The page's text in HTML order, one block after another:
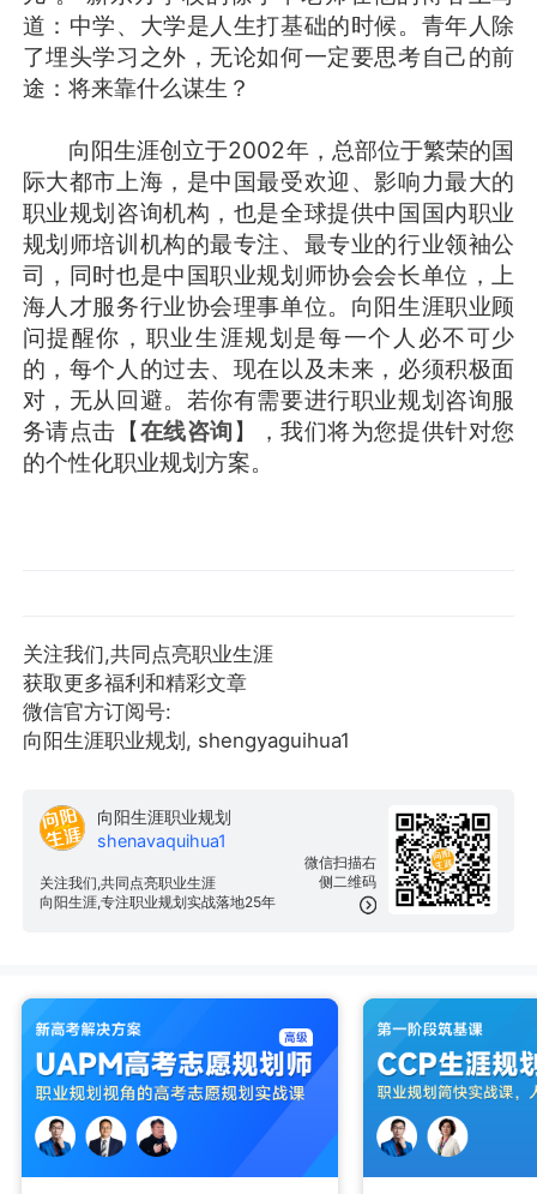
道：中学、大学是人生打基础的时候。青年人除
了埋头学习之外，无论如何一定要思考自己的前
途：将来靠什么谋生？
向阳生涯创立于2002年，总部位于繁荣的国
际大都市上海，是中国最受欢迎、影响力最大的
职业规划咨询机构，也是全球提供中国国内职业
规划师培训机构的最专注、最专业的行业领袖公
司，同时也是中国职业规划师协会会长单位，上
海人才服务行业协会理事单位。向阳生涯职业顾
问提醒你，职业生涯规划是每一个人必不可少
的，每个人的过去、现在以及未来，必须积极面
对，无从回避。若你有需要进行职业规划咨询服
务请点击【在线咨询】，我们将为您提供针对您
的个性化职业规划方案。
关注我们,共同点亮职业生涯
获取更多福利和精彩文章
微信官方订阅号:
向阳生涯职业规划, shengyaguihua1
微信扫描右
侧二维码
向阳生涯职业规划
shenavaquihua1
关注我们,共同点亮职业生涯
向阳生涯,专注职业规划实战落地25年